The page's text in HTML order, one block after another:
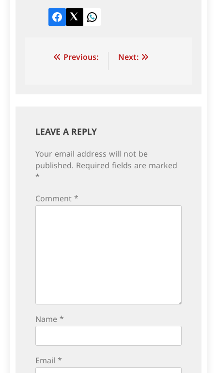
Facebook
TwitterLinkedIn
Post Previous: Next:
LEAVE A REPLY
Your email address will not be
published. Required fields are marked
*
Comment *
Name *
Email *